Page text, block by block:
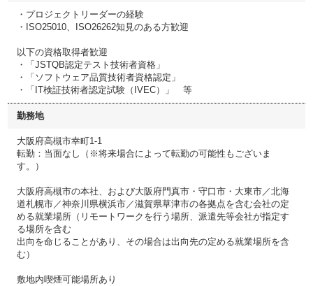
・プロジェクトリーダーの経験
・ISO25010、ISO26262知見のある方歓迎
以下の資格取得者歓迎
・「JSTQB認定テスト技術者資格」
・「ソフトウェア品質技術者資格認定」
・「IT検証技術者認定試験（IVEC）」 等
勤務地
大阪府高槻市幸町1-1
転勤：当面なし（※将来場合によって転勤の可能性もございま
す。）
大阪府高槻市の本社、および大阪府門真市・守口市・大東市／北海
道札幌市／神奈川県横浜市／滋賀県草津市の各拠点を含む会社の定
める就業場所（リモートワークを行う場所、派遣先等会社が指定す
る場所を含む
出向を命じることがあり、その場合は出向先の定める就業場所を含
む）
敷地内喫煙可能場所あり